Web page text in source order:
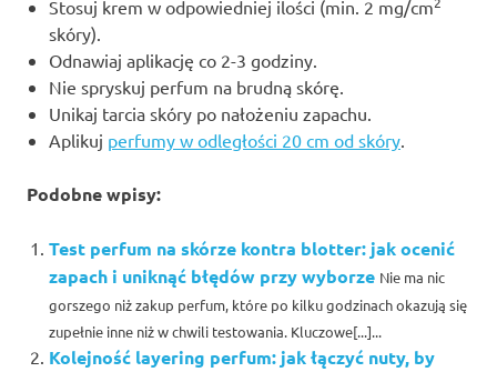
Stosuj krem w odpowiedniej ilości (min. 2 mg/cm
skóry).
Odnawiaj aplikację co 2-3 godziny.
Nie spryskuj perfum na brudną skórę.
Unikaj tarcia skóry po nałożeniu zapachu.
Aplikuj perfumy w odległości 20 cm od skóry.
Podobne wpisy:
Test perfum na skórze kontra blotter: jak ocenić
zapach i uniknąć błędów przy wyborze Nie ma nic
gorszego niż zakup perfum, które po kilku godzinach okazują się
zupełnie inne niż w chwili testowania. Kluczowe[...]...
Kolejność layering perfum: jak łączyć nuty, by